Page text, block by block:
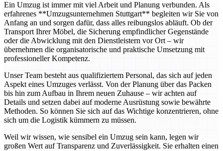
Ein Umzug ist immer mit viel Arbeit und Planung verbunden. Als
erfahrenes **Umzugsunternehmen Stuttgart** begleiten wir Sie von
Anfang an und sorgen dafür, dass alles reibungslos abläuft. Ob der
Transport Ihrer Möbel, die Sicherung empfindlicher Gegenstände
oder die Abwicklung mit den Dienstleistern vor Ort – wir
übernehmen die organisatorische und praktische Umsetzung mit
professioneller Kompetenz.
Unser Team besteht aus qualifiziertem Personal, das sich auf jeden
Aspekt eines Umzuges verlässt. Von der Planung über das Packen
bis hin zum Aufbau in Ihrem neuen Zuhause – wir achten auf
Details und setzen dabei auf moderne Ausrüstung sowie bewährte
Methoden. So können Sie sich auf das Wichtige konzentrieren, ohne
sich um die Logistik kümmern zu müssen.
Weil wir wissen, wie sensibel ein Umzug sein kann, legen wir
großen Wert auf Transparenz und Zuverlässigkeit. Sie erhalten einen